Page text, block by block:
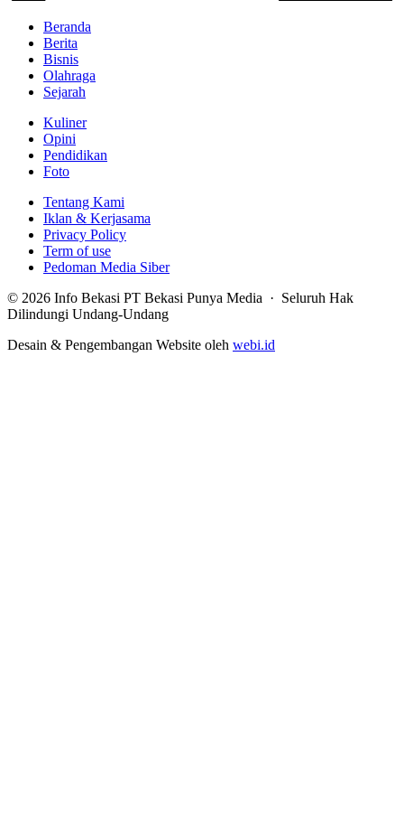
Beranda
Berita
Bisnis
Olahraga
Sejarah
Kuliner
Opini
Pendidikan
Foto
Tentang Kami
Iklan & Kerjasama
Privacy Policy
Term of use
Pedoman Media Siber
© 2026 Info Bekasi PT Bekasi Punya Media · Seluruh Hak
Dilindungi Undang-Undang
Desain & Pengembangan Website oleh webi.id